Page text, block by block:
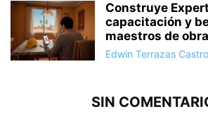
Construye
capacitación y
maestros de
Edwin Terrazas Castro
SIN